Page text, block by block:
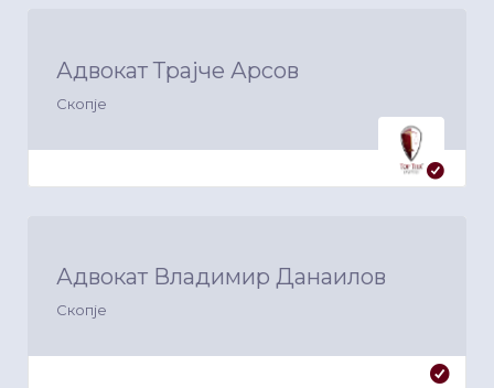
Адвокат Трајче Арсов
Скопје
Адвокат Владимир Данаилов
Скопје